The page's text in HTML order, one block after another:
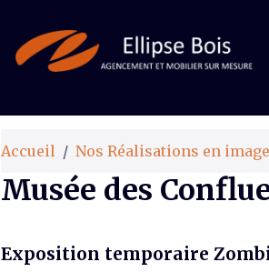
Accueil Nos Réalisations en
Musée des
Exposition temporaire